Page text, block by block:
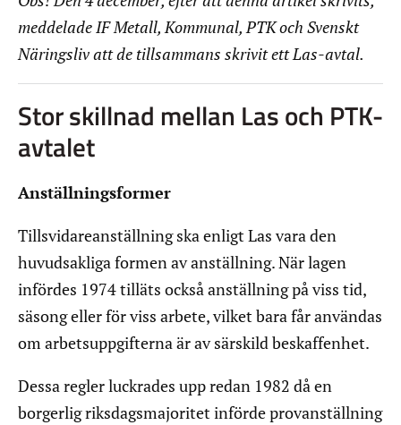
meddelade IF Metall, Kommunal, PTK och Svenskt
Näringsliv att de tillsammans skrivit ett Las-avtal.
Stor skillnad mellan Las och PTK-
avtalet
Anställningsformer
Tillsvidareanställning ska enligt Las vara den
huvudsakliga formen av anställning. När lagen
infördes 1974 tilläts också anställning på viss tid,
säsong eller för viss arbete, vilket bara får användas
om arbetsuppgifterna är av särskild beskaffenhet.
Dessa regler luckrades upp redan 1982 då en
borgerlig riksdagsmajoritet införde provanställning